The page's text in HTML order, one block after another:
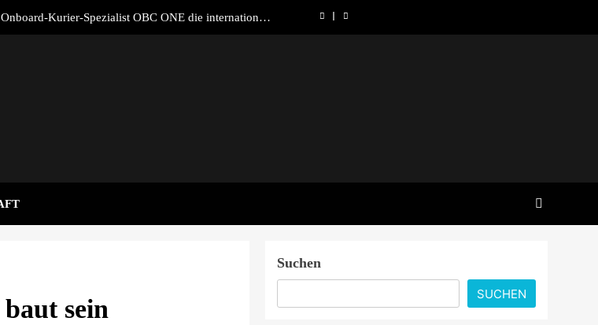
Kurier-Spezialist OBC ONE die internationale
/ Allianz für #BESSERESTRASSEN gegründet
der Kunden und Plattformnutzer auf rund 115.000 im
sein
Suchen
SUCHEN